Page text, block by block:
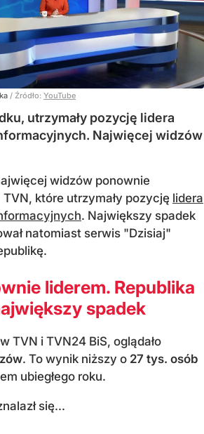
/ Źródło: YouTube
utrzymały pozycję lidera
Najwięcej widzów
widzów ponownie
które utrzymały pozycję lidera
. Największy spadek
natomiast serwis "Dzisiaj"
liderem. Republika
spadek
TVN i TVN24 BiS, oglądało
. To wynik niższy o 27 tys. osób
ubiegłego roku.
się...